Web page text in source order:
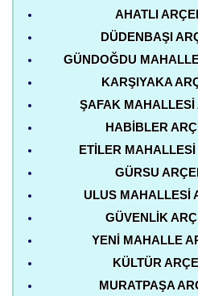
AHATLI
DÜDENBAŞI
GÜNDOĞDU
KARŞIYAKA
ŞAFAK MAHALLESI
HABIBLER
ETILER
GÜRSU
ULUS MAHALLESI
GÜVENLIK
YENI MAHALLE
KÜLTÜR
MURATPAŞA